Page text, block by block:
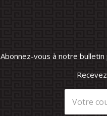
Abonnez-vous à notre